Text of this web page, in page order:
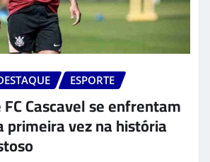
ESPORTE
Cascavel se enfrentam
primeira vez na história